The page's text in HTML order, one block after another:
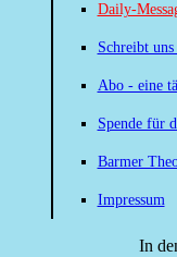
Daily-
Schreibt
Abo - eine
Spende für
Barmer
Impressum
In